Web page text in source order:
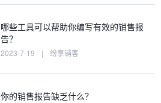
哪些工具可以帮助你编写有效的销售报
告？
2023-7-19 | 纷享销客
你的销售报告缺乏什么？